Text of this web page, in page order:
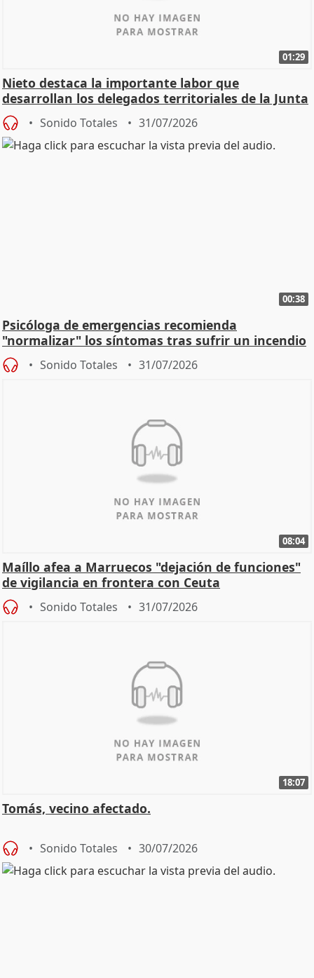
01:29
Nieto destaca la importante labor que
desarrollan los delegados territoriales de la Junta
Sonido Totales 31/07/2026
00:38
Psicóloga de emergencias recomienda
"normalizar" los síntomas tras sufrir un incendio
Sonido Totales 31/07/2026
08:04
Maíllo afea a Marruecos "dejación de funciones"
de vigilancia en frontera con Ceuta
Sonido Totales 31/07/2026
18:07
Tomás, vecino afectado.
Sonido Totales 30/07/2026